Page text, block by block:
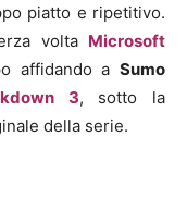
piatto e ripetitivo.
volta Microsoft
affidando a Sumo
3, sotto la
della serie.